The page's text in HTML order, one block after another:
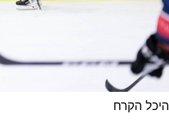
היכל הקרח